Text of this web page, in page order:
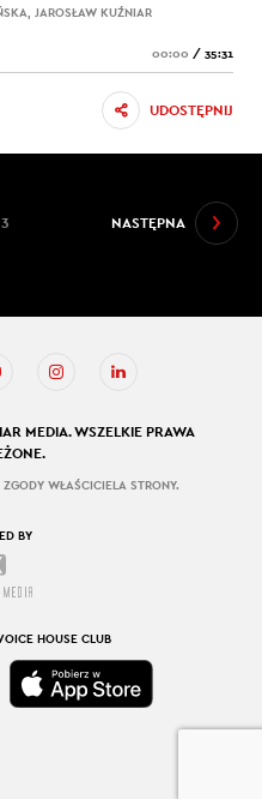
JAROSŁAW KUŹNIAR
00:00 / 35:31
UDOSTĘPNIJ
NASTĘPNA
MEDIA. WSZELKIE PRAWA
WŁAŚCICIELA STRONY.
BY
HOUSE CLUB